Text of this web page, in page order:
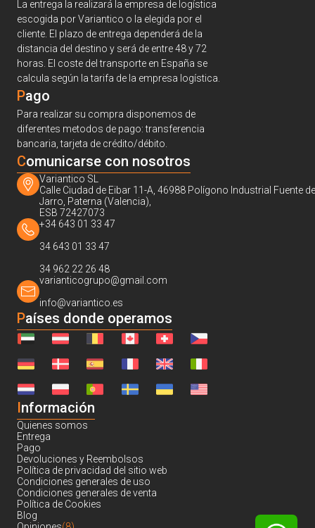
La entrega la realizará la empresa de logística
escogida por Variantico o la elegida por el
cliente. El plazo de entrega dependerá de la
distancia del destino y será de entre 48 y 72
horas. El coste del transporte en España se
calcula según la tarifa de la empresa logística.
Pago
Para realizar su compra disponemos de
diferentes metodos de pago: transferencia
bancaria, tarjeta de crédito/débito.
Comunicarse con nosotros
Variantico SL
Calle Ciudad de Eibar 11-A, 46988 Polígono Industrial Fuente
Jarro, Paterna (Valencia),
ESB 72427073
+34 643 01 33 47
34 643 01 33 47
34 962 22 26 48
varianticogrupo@gmail.com
info@variantico.es
Países donde operamos
Información
Quienes somos
Entrega
Pago
Devoluciones y Reembolsos
Política de privacidad del sitio web
Condiciones generales de uso
Condiciones generales de venta
Política de Cookies
Blog